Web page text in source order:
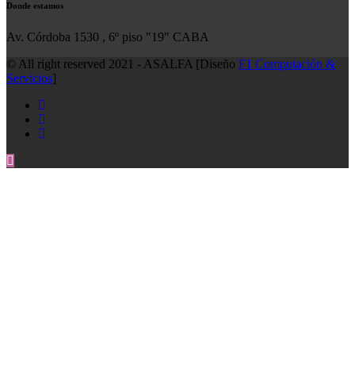
Donde estamos
Av. Córdoba 1530 , 6º piso "19" CABA
© All right reserved 2021 - ASALFA [Diseño F1 Computación &
Servicios]